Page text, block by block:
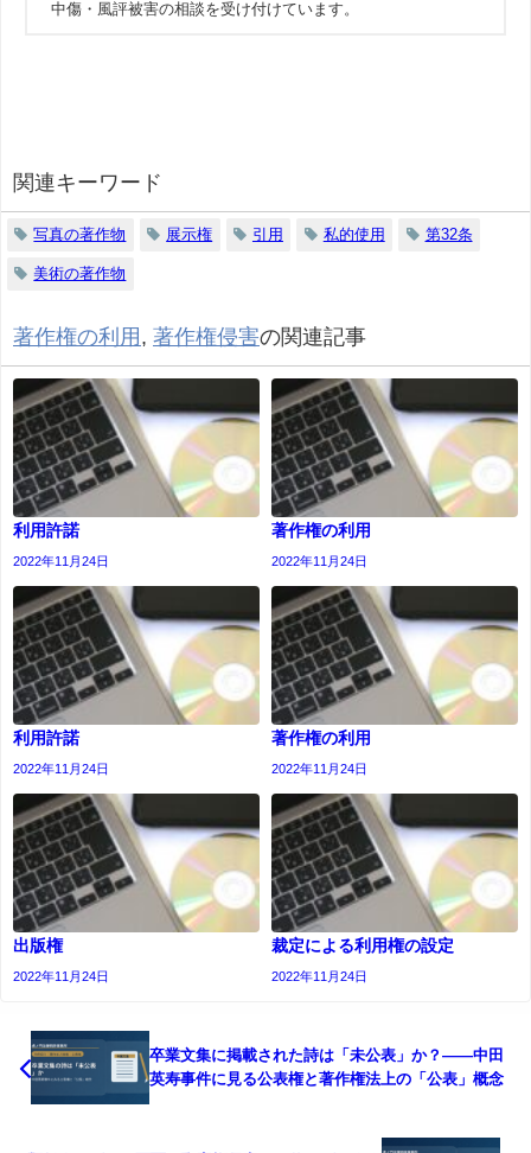
中傷・風評被害の相談を受け付けています。
関連キーワード
写真の著作物 展示権 引用 私的使用 第32条
美術の著作物
著作権の利用 , 著作権侵害の関連記事
利用許諾
2022年11月24日
著作権の利用
2022年11月24日
利用許諾
2022年11月24日
著作権の利用
2022年11月24日
出版権
2022年11月24日
裁定による利用権の設定
2022年11月24日
卒業文集に掲載された詩は「未公表」か？――中田
英寿事件に見る公表権と著作権法上の「公表」概念